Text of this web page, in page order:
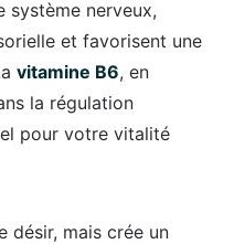
système nerveux,
et favorisent une
vitamine B6, en
la régulation
pour votre vitalité
désir, mais crée un